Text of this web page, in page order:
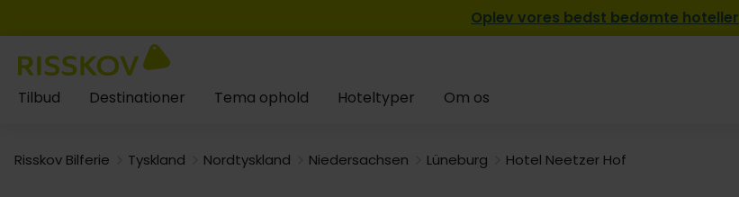
Oplev vores bedst bedømte hoteller
Tilbud Destinationer Tema ophold Hoteltyper Om os
Risskov Bilferie Tyskland Nordtyskland Niedersachsen Lüneburg Hotel Neetzer Hof